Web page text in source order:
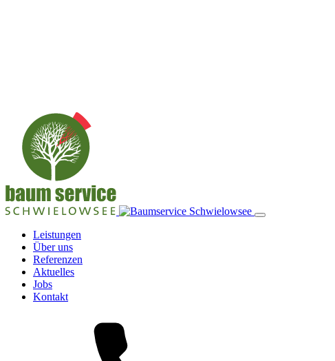
Leistungen
Über uns
Referenzen
Aktuelles
Jobs
Kontakt